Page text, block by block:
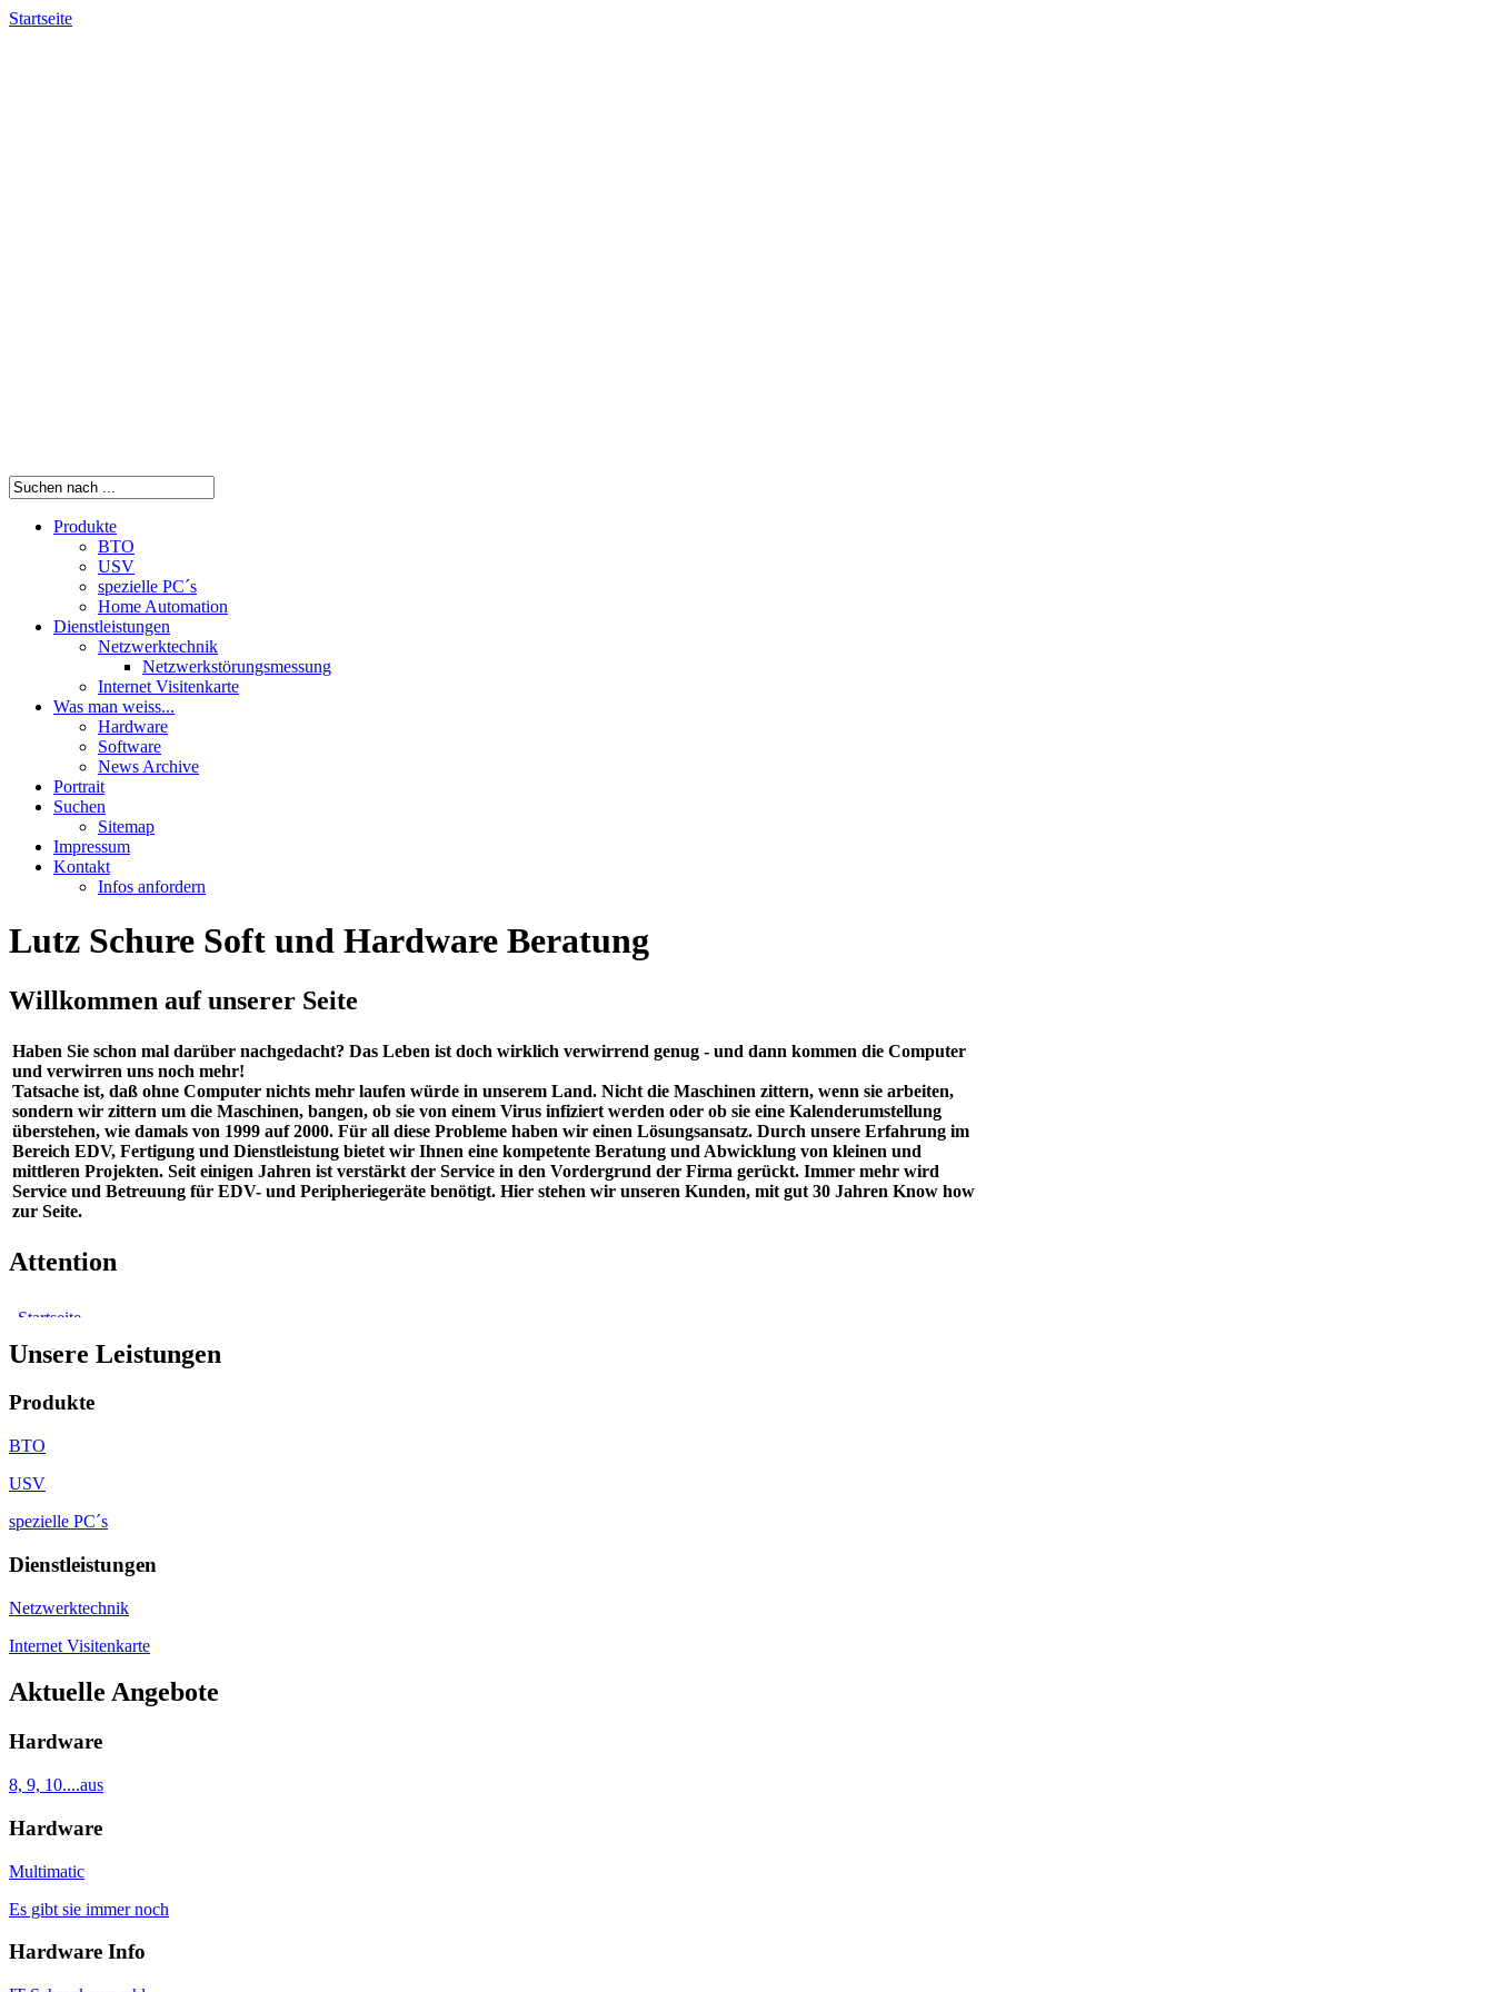
Startseite
Produkte
BTO
USV
spezielle PC´s
Home Automation
Dienstleistungen
Netzwerktechnik
Netzwerkstörungsmessung
Internet Visitenkarte
Was man weiss...
Hardware
Software
News Archive
Portrait
Suchen
Sitemap
Impressum
Kontakt
Infos anfordern
Lutz Schure Soft und Hardware Beratung
Willkommen auf unserer Seite
Haben Sie schon mal darüber nachgedacht? Das Leben ist doch wirklich verwirrend genug - und dann kommen die Computer
und verwirren uns noch mehr!
Tatsache ist, daß ohne Computer nichts mehr laufen würde in unserem Land. Nicht die Maschinen zittern, wenn sie arbeiten,
sondern wir zittern um die Maschinen, bangen, ob sie von einem Virus infiziert werden oder ob sie eine Kalenderumstellung
überstehen, wie damals von 1999 auf 2000. Für all diese Probleme haben wir einen Lösungsansatz. Durch unsere Erfahrung im
Bereich EDV, Fertigung und Dienstleistung bietet wir Ihnen eine kompetente Beratung und Abwicklung von kleinen und
mittleren Projekten. Seit einigen Jahren ist verstärkt der Service in den Vordergrund der Firma gerückt. Immer mehr wird
Service und Betreuung für EDV- und Peripheriegeräte benötigt. Hier stehen wir unseren Kunden, mit gut 30 Jahren Know how
zur Seite.
Attention
Unsere Leistungen
Produkte
BTO
USV
spezielle PC´s
Dienstleistungen
Netzwerktechnik
Internet Visitenkarte
Aktuelle Angebote
Hardware
8, 9, 10....aus
Hardware
Multimatic
Es gibt sie immer noch
Hardware Info